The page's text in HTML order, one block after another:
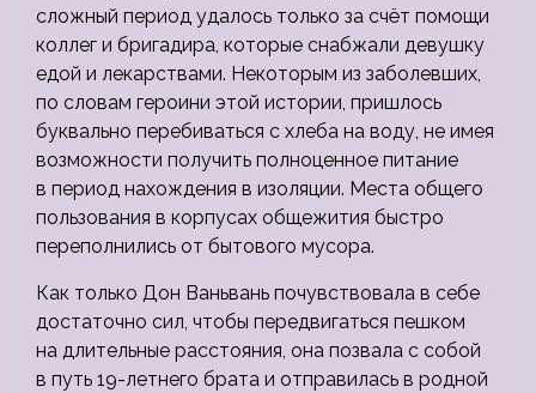
сложный период удалось только за счёт помощи
коллег и бригадира, которые снабжали девушку
едой и лекарствами. Некоторым из заболевших,
по словам героини этой истории, пришлось
буквально перебиваться с хлеба на воду, не имея
возможности получить полноценное питание
в период нахождения в изоляции. Места общего
пользования в корпусах общежития быстро
переполнились от бытового мусора.
Как только Дон Ваньвань почувствовала в себе
достаточно сил, чтобы передвигаться пешком
на длительные расстояния, она позвала с собой
в путь 19-летнего брата и отправилась в родной